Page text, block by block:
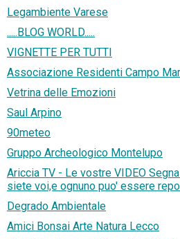
Legambiente Varese
.....BLOG WORLD.....
VIGNETTE PER TUTTI
Associazione Residenti Campo
Vetrina delle Emozioni
Saul Arpino
90meteo
Gruppo Archeologico Montelupo
Ariccia TV - Le vostre VIDEO
siete voi,e ognuno puo' essere
Degrado Ambientale
Amici Bonsai Arte Natura Lecco